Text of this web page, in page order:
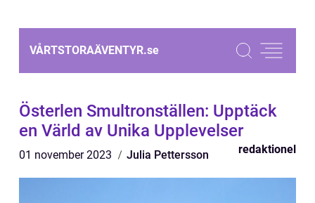
VÅRTSTORAÄVENTYR.se
Österlen Smultronställen: Upptäck
en Värld av Unika Upplevelser
01 november 2023 Julia Pettersson redaktionel